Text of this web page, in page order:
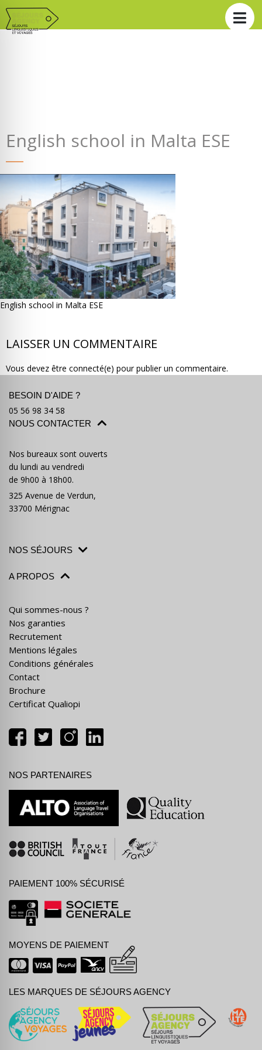
English school in Malta ESE
English school in Malta ESE
LAISSER UN COMMENTAIRE
Vous devez être connecté(e) pour publier un commentaire.
BESOIN D'AIDE ?
05 56 98 34 58
NOUS CONTACTER
Nos bureaux sont ouverts
du lundi au vendredi
de 9h00 à 18h00.
325 Avenue de Verdun,
33700 Mérignac
NOS SÉJOURS
A PROPOS
Qui sommes-nous ?
Nos garanties
Recrutement
Mentions légales
Conditions générales
Contact
Brochure
Certificat Qualiopi
NOS PARTENAIRES
PAIEMENT 100% SÉCURISÉ
MOYENS DE PAIEMENT
LES MARQUES DE SÉJOURS AGENCY
partir ? Devis & contact